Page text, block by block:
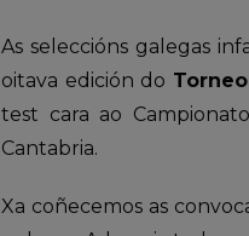
As seleccións galegas
oitava edición do
test cara ao
Cantabria.
Xa coñecemos as